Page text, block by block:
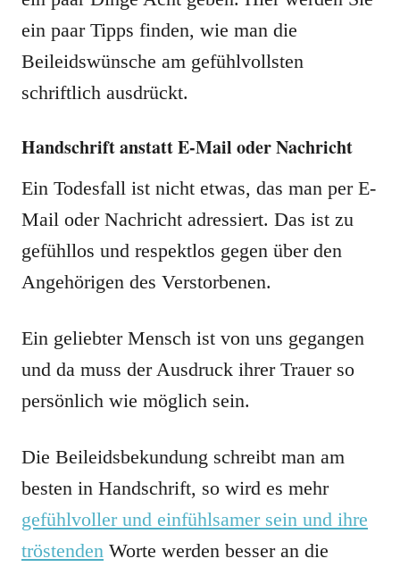
ein paar Tipps finden, wie man die
Beileidswünsche am gefühlvollsten
schriftlich ausdrückt.
Handschrift anstatt E-Mail oder Nachricht
Ein Todesfall ist nicht etwas, das man per E-
Mail oder Nachricht adressiert. Das ist zu
gefühllos und respektlos gegen über den
Angehörigen des Verstorbenen.
Ein geliebter Mensch ist von uns gegangen
und da muss der Ausdruck ihrer Trauer so
persönlich wie möglich sein.
Die Beileidsbekundung schreibt man am
besten in Handschrift, so wird es mehr
gefühlvoller und einfühlsamer sein und ihre
tröstenden Worte werden besser an die